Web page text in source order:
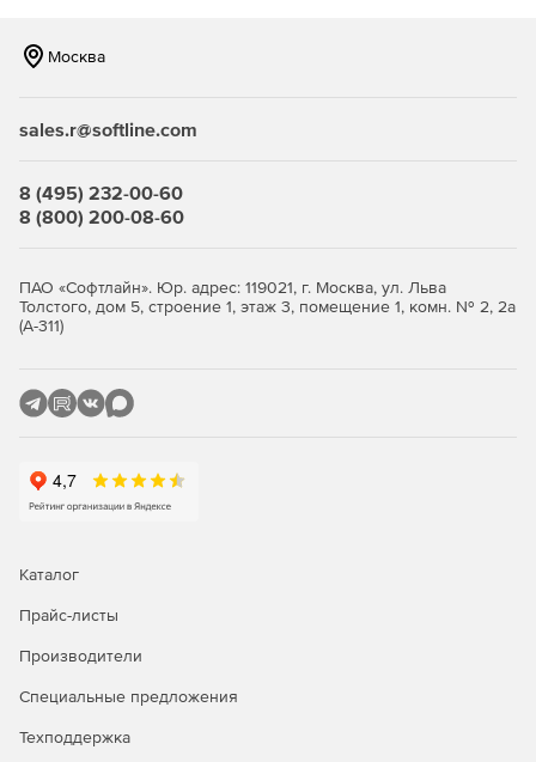
Москва
sales.r@softline.com
8 (495) 232-00-60
8 (800) 200-08-60
ПАО «Софтлайн». Юр. адрес: 119021, г. Москва, ул. Льва
Толстого, дом 5, строение 1, этаж 3, помещение 1, комн. № 2, 2а
(А-311)
Каталог
Прайс-листы
Производители
Специальные предложения
Техподдержка